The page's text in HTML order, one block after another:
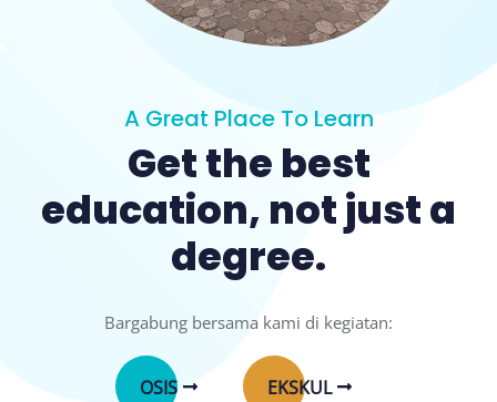
A Great Place To Learn
Get the best
education, not just a
degree.
Bargabung bersama kami di kegiatan:
OSIS EKSKUL